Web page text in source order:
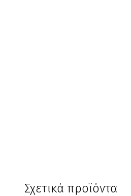
Σχετικά προϊόντα